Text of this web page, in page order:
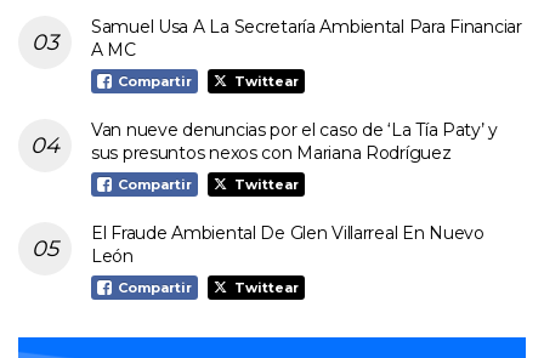
Samuel Usa A La Secretaría Ambiental Para Financiar
A MC
Compartir Twittear
Van nueve denuncias por el caso de ‘La Tía Paty’ y
sus presuntos nexos con Mariana Rodríguez
Compartir Twittear
El Fraude Ambiental De Glen Villarreal En Nuevo
León
Compartir Twittear